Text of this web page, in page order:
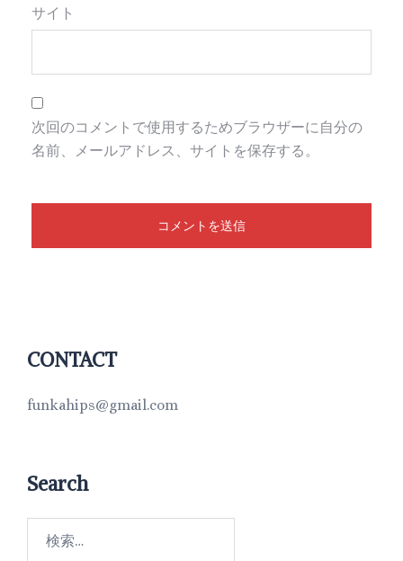
サイト
次回のコメントで使用するためブラウザーに自分の
名前、メールアドレス、サイトを保存する。
CONTACT
funkahips@gmail.com
Search